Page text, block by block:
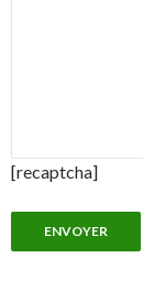
[recaptcha]